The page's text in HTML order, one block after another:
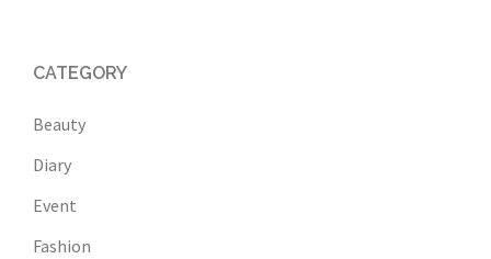
CATEGORY
Beauty
Diary
Event
Fashion